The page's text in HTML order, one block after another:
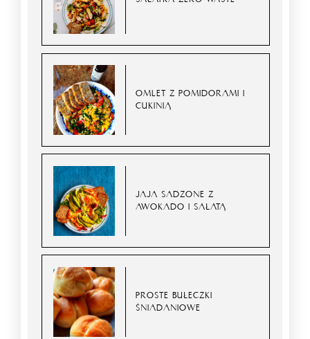
OMLET Z POMIDORAMI I
CUKINIĄ
JAJA SADZONE Z
AWOKADO I SAŁATĄ
PROSTE BUŁECZKI
ŚNIADANIOWE